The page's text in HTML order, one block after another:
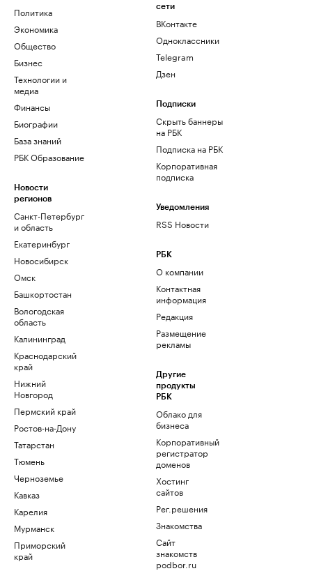
Политика
Экономика
Общество
Бизнес
Технологии и
медиа
Финансы
Биографии
База знаний
РБК Образование
Новости
регионов
Санкт-Петербург
и область
Екатеринбург
Новосибирск
Омск
Башкортостан
Вологодская
область
Калининград
Краснодарский
край
Нижний
Новгород
Пермский край
Ростов-на-Дону
Татарстан
Тюмень
Черноземье
Кавказ
Карелия
Мурманск
Приморский
край
сети
ВКонтакте
Одноклассники
Telegram
Дзен
Подписки
Скрыть баннеры
на РБК
Подписка на РБК
Корпоративная
подписка
Уведомления
RSS Новости
РБК
О компании
Контактная
информация
Редакция
Размещение
рекламы
Другие
продукты
РБК
Облако для
бизнеса
Корпоративный
регистратор
доменов
Хостинг
сайтов
Рег.решения
Знакомства
Сайт
знакомств
podbor.ru